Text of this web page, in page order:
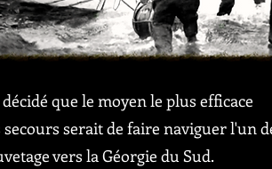
que le moyen le plus efficace
serait de faire naviguer l'un
vers la Géorgie du Sud.